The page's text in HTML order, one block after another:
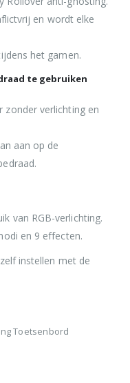
en wordt elke
het gamen.
te gebruiken
zonder verlichting en
aan op de
van RGB-verlichting.
en 9 effecten.
instellen met de
Toetsenbord